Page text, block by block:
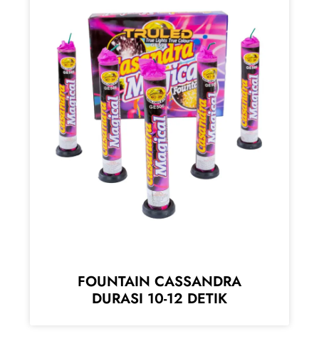
FOUNTAIN CASSANDRA
DURASI 10-12 DETIK